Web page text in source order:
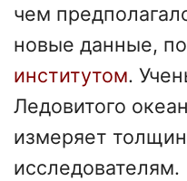
чем
новые данные,
институтом.
Ледовитого
измеряет
исследователям.